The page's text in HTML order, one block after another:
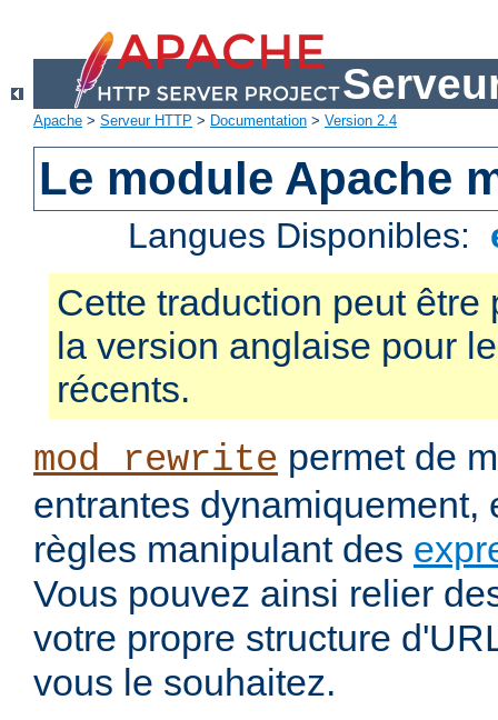
Apache > Serveur HTTP > Documentation > Version 2.4
Le module Apache
Langues Disponibles:
Cette traduction peut être
la version anglaise pour
récents.
mod_rewrite permet de
entrantes dynamiquement,
règles manipulant des
Vous pouvez ainsi relier
votre propre structure
vous le souhaitez.